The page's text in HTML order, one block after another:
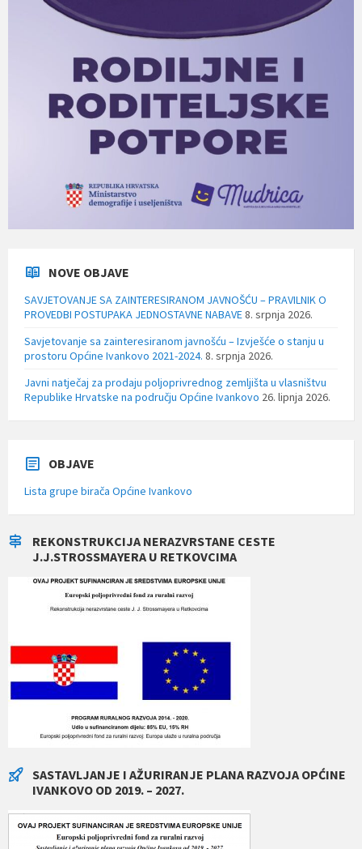
NOVE OBJAVE
SAVJETOVANJE SA ZAINTERESIRANOM JAVNOŠĆU – PRAVILNIK O
PROVEDBI POSTUPAKA JEDNOSTAVNE NABAVE8. srpnja 2026.
Savjetovanje sa zainteresiranom javnošću – Izvješće o stanju u
prostoru Općine Ivankovo 2021-2024. 8. srpnja 2026.
Javni natječaj za prodaju poljoprivrednog zemljišta u vlasništvu
Republike Hrvatske na području Općine Ivankovo 26. lipnja 2026.
OBJAVE
Lista grupe birača Općine Ivankovo
REKONSTRUKCIJA NERAZVRSTANE CESTE
J.J.STROSSMAYERA U RETKOVCIMA
SASTAVLJANJE I AŽURIRANJE PLANA RAZVOJA OPĆINE
IVANKOVO OD 2019. – 2027.